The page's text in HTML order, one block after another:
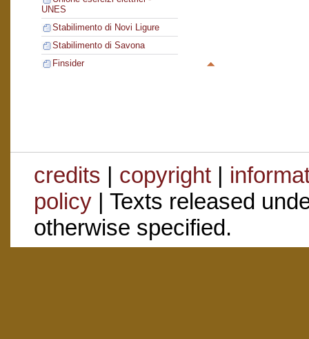
UNES
Stabilimento di Novi Ligure
Stabilimento di Savona
Finsider
credits | copyright|
policy| Texts released
otherwise specified.